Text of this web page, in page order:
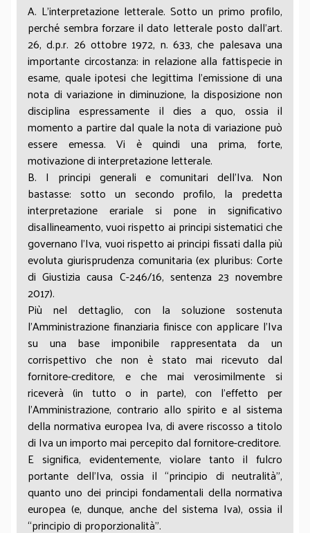
A. L’interpretazione letterale. Sotto un primo profilo,
perché sembra forzare il dato letterale posto dall’art.
26, d.p.r. 26 ottobre 1972, n. 633, che palesava una
importante circostanza: in relazione alla fattispecie in
esame, quale ipotesi che legittima l’emissione di una
nota di variazione in diminuzione, la disposizione non
disciplina espressamente il dies a quo, ossia il
momento a partire dal quale la nota di variazione può
essere emessa. Vi è quindi una prima, forte,
motivazione di interpretazione letterale.
B. I principi generali e comunitari dell’Iva. Non
bastasse: sotto un secondo profilo, la predetta
interpretazione erariale si pone in significativo
disallineamento, vuoi rispetto ai principi sistematici che
governano l’Iva, vuoi rispetto ai principi fissati dalla più
evoluta giurisprudenza comunitaria (ex pluribus: Corte
di Giustizia causa C-246/16, sentenza 23 novembre
2017).
Più nel dettaglio, con la soluzione sostenuta
l’Amministrazione finanziaria finisce con applicare l’Iva
su una base imponibile rappresentata da un
corrispettivo che non è stato mai ricevuto dal
fornitore-creditore, e che mai verosimilmente si
riceverà (in tutto o in parte), con l’effetto per
l’Amministrazione, contrario allo spirito e al sistema
della normativa europea Iva, di avere riscosso a titolo
di Iva un importo mai percepito dal fornitore-creditore.
E significa, evidentemente, violare tanto il fulcro
portante dell’Iva, ossia il “principio di neutralità”,
quanto uno dei principi fondamentali della normativa
europea (e, dunque, anche del sistema Iva), ossia il
“principio di proporzionalità”.